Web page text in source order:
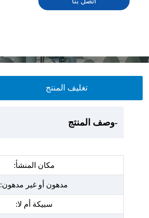
تغليف المنتج
-وصف المنتج
مكان المنشأ:
مدهون أو غير مدهون:
سبيكة أم لا:
-عرض المنتج
- ورشة عمل المصنع
-تغليف المنتج